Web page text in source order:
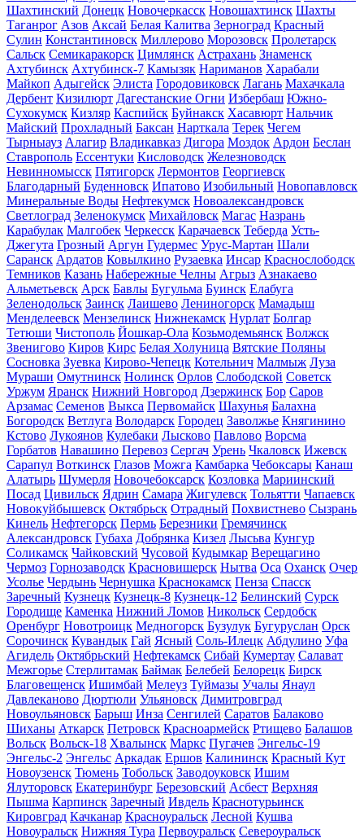
Шахтинский Донецк Новочеркасск Новошахтинск Шахты
Таганрог Азов Аксай Белая Калитва Зерноград Красный
Сулин Константиновск Миллерово Морозовск Пролетарск
Сальск Семикаракорск Цимлянск Астрахань Знаменск
Ахтубинск Ахтубинск-7 Камызяк Нариманов Харабали
Майкоп Адыгейск Элиста Городовиковск Лагань Махачкала
Дербент Кизилюрт Дагестанские Огни Избербаш Южно-
Сухокумск Кизляр Каспийск Буйнакск Хасавюрт Нальчик
Майский Прохладный Баксан Нарткала Терек Чегем
Тырныауз Алагир Владикавказ Дигора Моздок Ардон Беслан
Ставрополь Ессентуки Кисловодск Железноводск
Невинномысск Пятигорск Лермонтов Георгиевск
Благодарный Буденновск Ипатово Изобильный Новопавловск
Минеральные Воды Нефтекумск Новоалександровск
Светлоград Зеленокумск Михайловск Магас Назрань
Карабулак Малгобек Черкесск Карачаевск Теберда Усть-
Джегута Грозный Аргун Гудермес Урус-Мартан Шали
Саранск Ардатов Ковылкино Рузаевка Инсар Краснослободск
Темников Казань Набережные Челны Агрыз Азнакаево
Альметьевск Арск Бавлы Бугульма Буинск Елабуга
Зеленодольск Заинск Лаишево Лениногорск Мамадыш
Менделеевск Мензелинск Нижнекамск Нурлат Болгар
Тетюши Чистополь Йошкар-Ола Козьмодемьянск Волжск
Звенигово Киров Кирс Белая Холуница Вятские Поляны
Сосновка Зуевка Кирово-Чепецк Котельнич Малмыж Луза
Мураши Омутнинск Нолинск Орлов Слободской Советск
Уржум Яранск Нижний Новгород Дзержинск Бор Саров
Арзамас Семенов Выкса Первомайск Шахунья Балахна
Богородск Ветлуга Володарск Городец Заволжье Княгинино
Кстово Лукоянов Кулебаки Лысково Павлово Ворсма
Горбатов Навашино Перевоз Сергач Урень Чкаловск Ижевск
Сарапул Воткинск Глазов Можга Камбарка Чебоксары Канаш
Алатырь Шумерля Новочебоксарск Козловка Мариинский
Посад Цивильск Ядрин Самара Жигулевск Тольятти Чапаевск
Новокуйбышевск Октябрьск Отрадный Похвистнево Сызрань
Кинель Нефтегорск Пермь Березники Гремячинск
Александровск Губаха Добрянка Кизел Лысьва Кунгур
Соликамск Чайковский Чусовой Кудымкар Верещагино
Чермоз Горнозаводск Красновишерск Нытва Оса Оханск Очер
Усолье Чердынь Чернушка Краснокамск Пенза Спасск
Заречный Кузнецк Кузнецк-8 Кузнецк-12 Белинский Сурск
Городище Каменка Нижний Ломов Никольск Сердобск
Оренбург Новотроицк Медногорск Бузулук Бугуруслан Орск
Сорочинск Кувандык Гай Ясный Соль-Илецк Абдулино Уфа
Агидель Октябрьский Нефтекамск Сибай Кумертау Салават
Межгорье Стерлитамак Баймак Белебей Белорецк Бирск
Благовещенск Ишимбай Мелеуз Туймазы Учалы Янаул
Давлеканово Дюртюли Ульяновск Димитровград
Новоульяновск Барыш Инза Сенгилей Саратов Балаково
Шиханы Аткарск Петровск Красноармейск Ртищево Балашов
Вольск Вольск-18 Хвалынск Маркс Пугачев Энгельс-19
Энгельс-2 Энгельс Аркадак Ершов Калининск Красный Кут
Новоузенск Тюмень Тобольск Заводоуковск Ишим
Ялуторовск Екатеринбург Березовский Асбест Верхняя
Пышма Карпинск Заречный Ивдель Краснотурьинск
Кировград Качканар Красноуральск Лесной Кушва
Новоуральск Нижняя Тура Первоуральск Североуральск